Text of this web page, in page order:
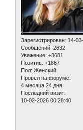
Зарегистрирован: 14-
Сообщений: 2632
Уважение: +3681
Позитив: +1887
Пол: Женский
Провел на форуме:
4 месяца 24 дня
Последний визит:
10-02-2026 00:28:40